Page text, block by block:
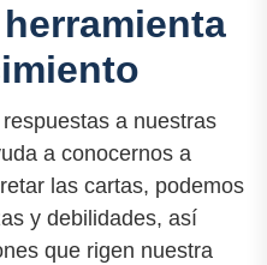
a nuestras
a conocernos a
las cartas, podemos
y debilidades, así
que rigen nuestra